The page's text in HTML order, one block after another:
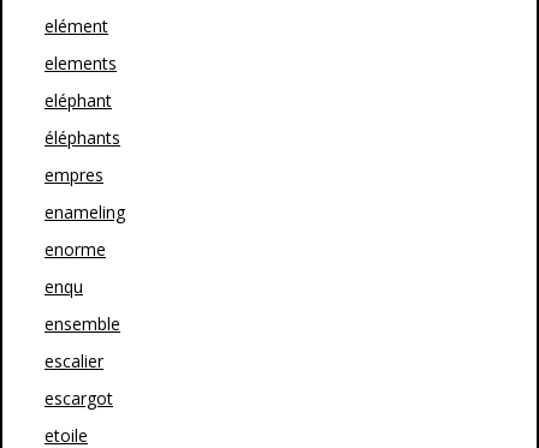
elément
elements
eléphant
éléphants
empres
enameling
enorme
enqu
ensemble
escalier
escargot
etoile